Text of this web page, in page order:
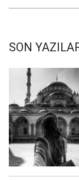
SON